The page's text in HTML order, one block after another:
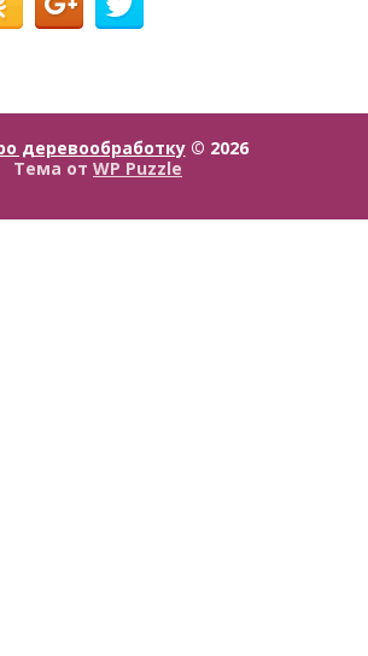
деревообработку© 2026
Тема от WP Puzzle